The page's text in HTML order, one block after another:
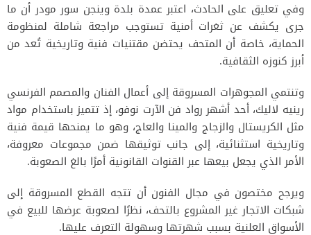
وفي تعليق على الحادث، اعتبر عمدة بلدة وينجن سور مودر أن ما
جرى يكشف عن ثغرات أمنية تستوجب مراجعة شاملة لمنظومة
الحماية، خاصة أن المتحف يحتضن مقتنيات فنية وتاريخية تُعد من
أبرز كنوزه الثقافية.
وتنتمي المجوهرات المسروقة إلى أعمال الفنان والمصمم الفرنسي
رينيه لاليك، أحد أشهر رواد فن الآرت نوفو، إذ تتميز باستخدام مواد
مثل الكريستال والزجاج والمينا والعاج، وهو ما يمنحها قيمة فنية
وتاريخية استثنائية، إلى جانب توثيقها ضمن مجموعات معروفة،
الأمر الذي يجعل بيعها عبر القنوات القانونية أمرًا بالغ الصعوبة.
ويرجح مختصون في مجال الفنون أن تتجه القطع المسروقة إلى
شبكات الاتجار غير المشروع بالتحف، نظرًا لصعوبة عرضها للبيع في
الأسواق العلنية بسبب شهرتها وسهولة التعرف عليها.